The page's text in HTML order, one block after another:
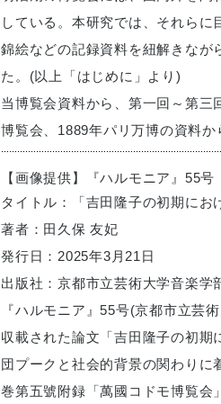
している。本研究では、それらに
錦絵などの記録資料を紐解きなが
た。(以上「はじめに」より)
当博覧会資料から、第一回～第三
博覧会、1889年パリ万博の資料か
【画像提供】『ハルモニア』55号
タイトル：「吉田隆子の初期にお
著者：田久保 友妃
発行日：2025年3月21日
出版社：京都市立芸術大学音楽学
『ハルモニア』55号(京都市立芸
収載された論文「吉田隆子の初
団プークと社会的背景の関わり
巻第五號附録「萬國コドモ博覧会